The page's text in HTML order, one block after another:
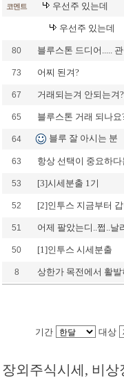
코멘트 우선주 있는데
우선주 있는데
80 블루스톤 드디어..... 관
73 어찌 된겨?
67 거래되는겨 안되는겨
65 블루스톤 거래 되나요
64 블루 잘 아시는 분
63 항상 선택이 중요하다
53 [3]시세분출 1기
52 [2]인투스 지금부터
51 어제 팔았는디..쩝..날
50 [1]인투스 시세분출
8 상한가 목전에서 활
기간 대상
장외주식시세, 비